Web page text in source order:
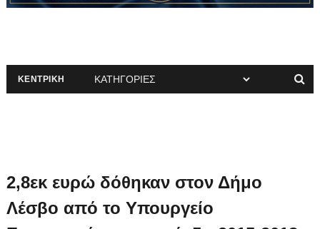
ΚΕΝΤΡΙΚΗ
2,8εκ ευρώ δόθηκαν στον Δήμο
Λέσβο από το Υπουργείο